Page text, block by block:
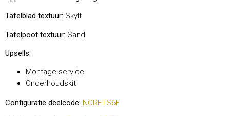
Tafelblad textuur: Skylt
Tafelpoot textuur: Sand
Upsells:
Montage service
Onderhoudskit
Configuratie deelcode: NCRETS6F